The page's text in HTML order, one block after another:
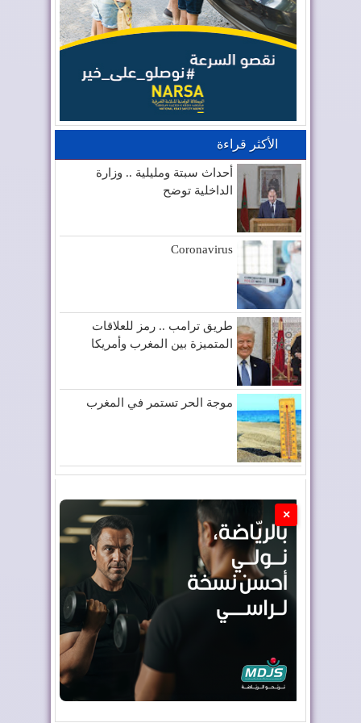
الأكثر قراءة
أحداث سبتة ومليلية .. وزارة
الداخلية توضح
Coronavirus
طريق ترامب .. رمز للعلاقات
المتميزة بين المغرب وأمريكا
موجة الحر تستمر في المغرب
×